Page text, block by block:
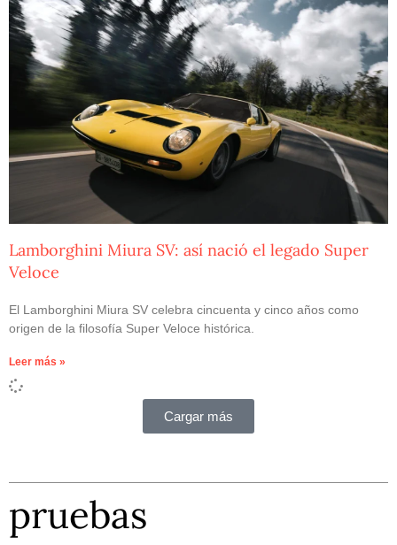
Lamborghini Miura SV: así nació el legado Super
Veloce
El Lamborghini Miura SV celebra cincuenta y cinco años como
origen de la filosofía Super Veloce histórica.
Leer más »
Cargar más
pruebas